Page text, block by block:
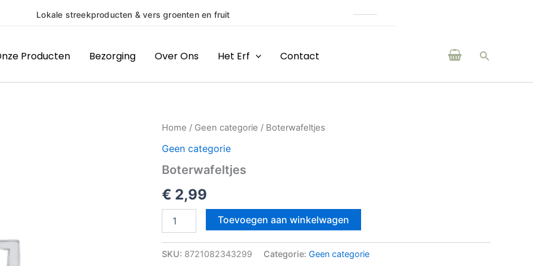
Lokale streekproducten & vers groenten en fruit
Producten Bezorging Over Ons Het Erf Contact Zoeken
Home / Geen categorie / Boterwafeltjes
Geen categorie
Boterwafeltjes
€ 2,99
Boterwafeltjes
Toevoegen aan winkelwagen
SKU: 8721082343299 Categorie: Geen categorie